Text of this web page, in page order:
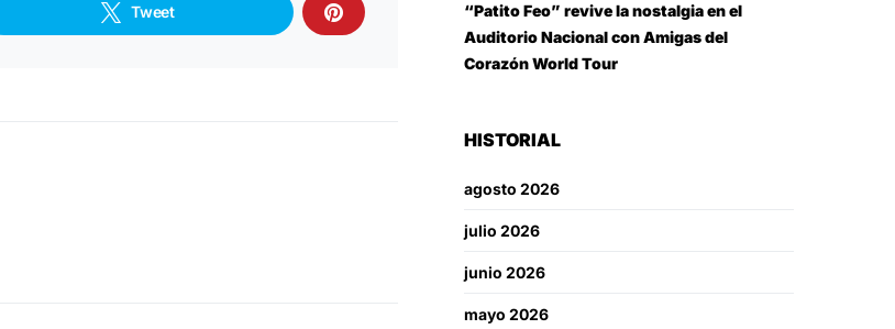
Tweet
“Patito Feo” revive la nostalgia en el
Auditorio Nacional con Amigas del
Corazón World Tour
HISTORIAL
agosto 2026
julio 2026
junio 2026
mayo 2026